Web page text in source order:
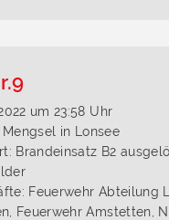
um 23:58 Uhr
in Lonsee
Brandeinsatz B2
Feuerwehr Abteilung
Feuerwehr Amstetten,